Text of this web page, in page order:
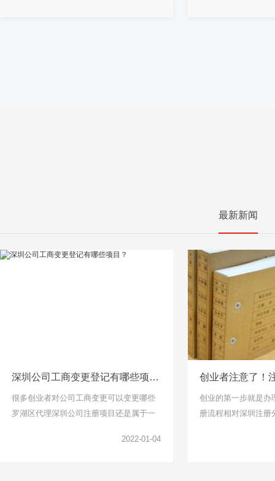
最新新闻
深圳公司工商变更登记有哪些项目？
很多创业者对公司工商变更可以变更哪些
罗湖区代理深圳公司注册项目还是属于一
2022-01-04
创业的第一步就是办
册流程相对深圳注册